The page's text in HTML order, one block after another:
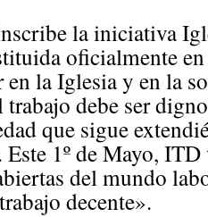
la iniciativa
oficialmente
la Iglesia y en la
debe ser
que sigue
Este 1º de Mayo,
del mundo
decente».